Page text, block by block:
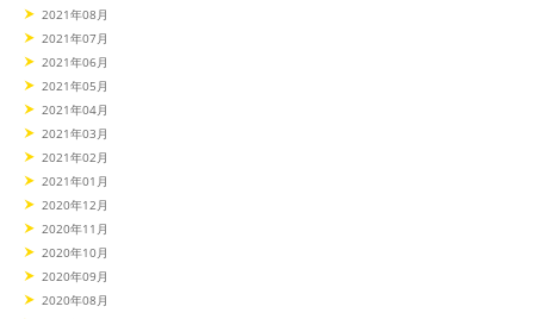
2021年08月
2021年07月
2021年06月
2021年05月
2021年04月
2021年03月
2021年02月
2021年01月
2020年12月
2020年11月
2020年10月
2020年09月
2020年08月